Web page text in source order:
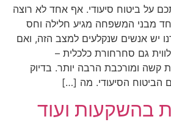
על ביטוח סיעודי. אף אחד לא רוצה
מבני המשפחה מגיע חלילה וחס
יש אנשים שנקלעים למצב הזה, ואם
גם סחרחורת כלכלית –
קשה ומורכבת הרבה יותר. בדיוק
הביטוח הסיעודי. מה […]
בהשקעות ועוד